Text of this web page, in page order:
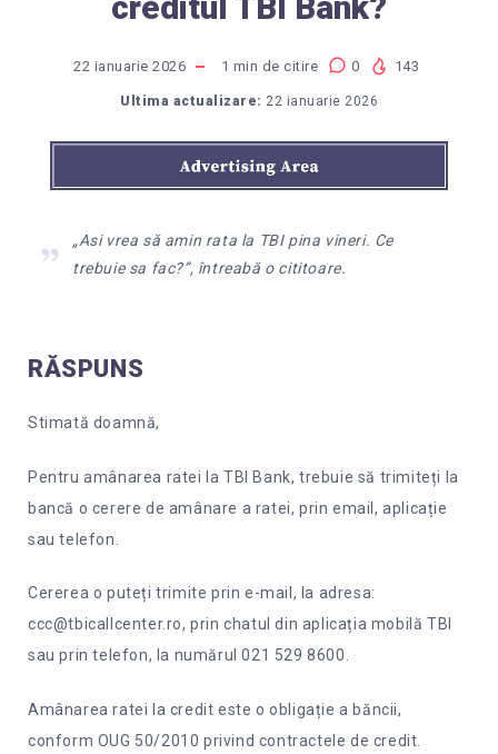
22 ianuarie 2026 1 min de citire 0 143
Ultima actualizare: 22 ianuarie 2026
„Asi vrea să amin rata la TBI pina vineri. Ce
trebuie sa fac?”, întreabă o cititoare.
RĂSPUNS
Stimată doamnă,
Pentru amânarea ratei la TBI Bank, trebuie să trimiteți la
bancă o cerere de amânare a ratei, prin email, aplicație
sau telefon.
Cererea o puteți trimite prin e-mail, la adresa:
ccc@tbicallcenter.ro, prin chatul din aplicația mobilă TBI
sau prin telefon, la numărul 021 529 8600.
Amânarea ratei la credit este o obligație a băncii,
conform OUG 50/2010 privind contractele de credit.